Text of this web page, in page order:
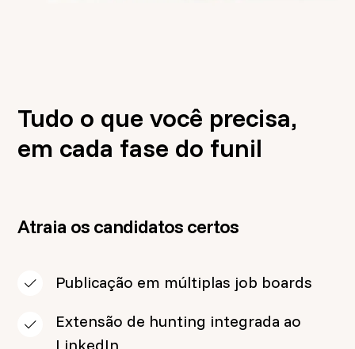
Tudo o que você precisa,
em cada fase do funil
Atraia os candidatos certos
Publicação em múltiplas job boards
Extensão de hunting integrada ao
LinkedIn